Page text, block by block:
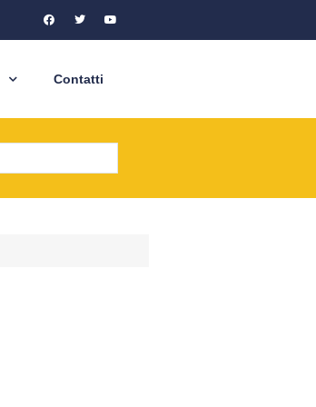
Contatti